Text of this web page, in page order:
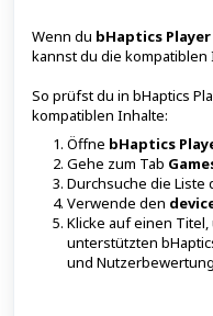
Wenn du bHaptics
kannst du die
So prüfst du in bHaptics
kompatiblen Inhalte:
Öffne bHaptics
Gehe zum Tab
Durchsuche die Liste
Verwende den
Klicke auf einen
unterstützten
und